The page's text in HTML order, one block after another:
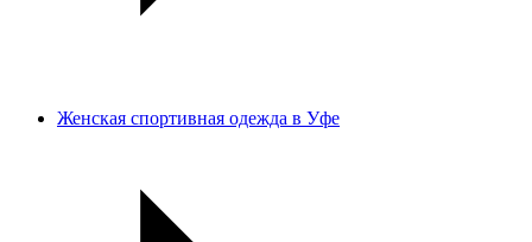
Женская спортивная одежда в Уфе